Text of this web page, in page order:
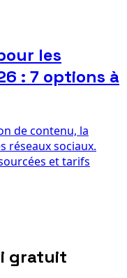
les
: 7 options à
de contenu, la
réseaux sociaux.
et tarifs
gratuit